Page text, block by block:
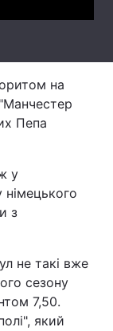
на
Пепа
у
німецького
з
не такі вже
сезону
7,50.
який